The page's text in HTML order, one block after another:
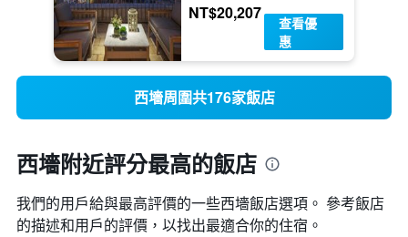
NT$20,207
查看優
惠
西墻周圍共176家飯店
西墻附近評分最高的飯店
我們的用戶給與最高評價的一些西墻​飯店選項。 參考飯店
的描述和用戶的評價，以找出最適合你的住宿。